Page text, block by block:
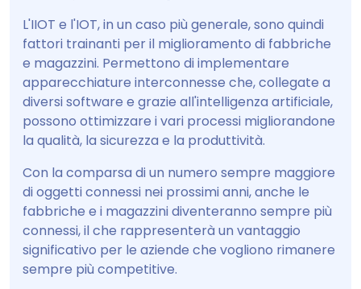
L'IIOT e l'IOT, in un caso più generale, sono quindi
fattori trainanti per il miglioramento di fabbriche
e magazzini. Permettono di implementare
apparecchiature interconnesse che, collegate a
diversi software e grazie all'intelligenza artificiale,
possono ottimizzare i vari processi migliorandone
la qualità, la sicurezza e la produttività.
Con la comparsa di un numero sempre maggiore
di oggetti connessi nei prossimi anni, anche le
fabbriche e i magazzini diventeranno sempre più
connessi, il che rappresenterà un vantaggio
significativo per le aziende che vogliono rimanere
sempre più competitive.